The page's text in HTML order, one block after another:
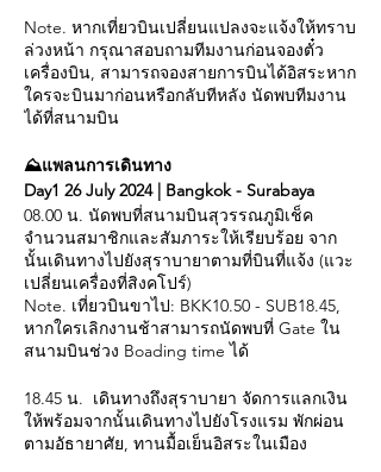
Note. หากเที่ยวบินเปลี่ยนแปลงจะแจ้งให้ทราบ
ล่วงหน้า กรุณาสอบถามทีมงานก่อนจองตั๋ว
เครื่องบิน, สามารถจองสายการบินได้อิสระหาก
ใครจะบินมาก่อนหรือกลับทีหลัง นัดพบทีมงาน
ได้ที่สนามบิน
⛰️แพลนการเดินทาง
Day1 26 July 2024 | Bangkok - Surabaya
08.00 น. นัดพบที่สนามบินสุวรรณภูมิเช็ค
จำนวนสมาชิกและสัมภาระให้เรียบร้อย จาก
นั้นเดินทางไปยังสุราบายาตามที่บินที่แจ้ง (แวะ
เปลี่ยนเครื่องที่สิงคโปร์)
Note. เที่ยวบินขาไป: BKK10.50 - SUB18.45,
หากใครเลิกงานช้าสามารถนัดพบที่ Gate ใน
สนามบินช่วง Boading time ได้
18.45 น. เดินทางถึงสุราบายา จัดการแลกเงิน
ให้พร้อมจากนั้นเดินทางไปยังโรงแรม พักผ่อน
ตามอัธายาศัย, ทานมื้อเย็นอิสระในเมือง